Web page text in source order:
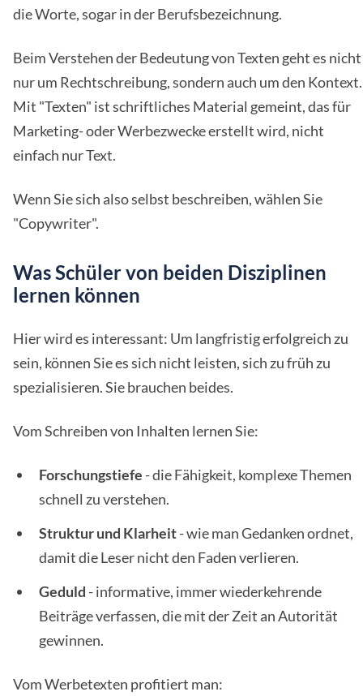
die Worte, sogar in der Berufsbezeichnung.
Beim Verstehen der Bedeutung von Texten geht es nicht
nur um Rechtschreibung, sondern auch um den Kontext.
Mit "Texten" ist schriftliches Material gemeint, das für
Marketing- oder Werbezwecke erstellt wird, nicht
einfach nur Text.
Wenn Sie sich also selbst beschreiben, wählen Sie
"Copywriter".
Was Schüler von beiden Disziplinen
lernen können
Hier wird es interessant: Um langfristig erfolgreich zu
sein, können Sie es sich nicht leisten, sich zu früh zu
spezialisieren. Sie brauchen beides.
Vom Schreiben von Inhalten lernen Sie:
Forschungstiefe - die Fähigkeit, komplexe Themen
schnell zu verstehen.
Struktur und Klarheit- wie man Gedanken ordnet,
damit die Leser nicht den Faden verlieren.
Geduld - informative, immer wiederkehrende
Beiträge verfassen, die mit der Zeit an Autorität
gewinnen.
Vom Werbetexten profitiert man: